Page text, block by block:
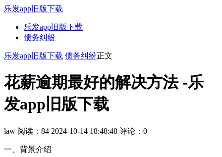
乐发app旧版下载
乐发app旧版下载
债务纠纷
乐发app旧版下载 债务纠纷正文
花薪逾期最好的解决方法 -乐
发app旧版下载
law 阅读：84 2024-10-14 18:48:48 评论：0
一、背景介绍